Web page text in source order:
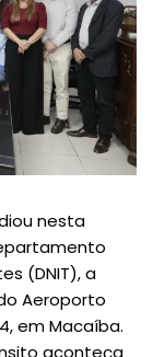
nesta
(DNIT), a
Aeroporto
em Macaíba.
aconteça